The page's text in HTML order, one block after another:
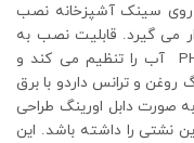
سینک آشپزخانه نصب
می گیرد. قابلیت نصب به
ساید را دارد و قابل جابجایی آسان است. PH آب را تنظیم می کند و
بزرگ روغن و ترانس داردو با برق
صورت دابل اورینگ طراحی
نشتی را داشته باشد. این